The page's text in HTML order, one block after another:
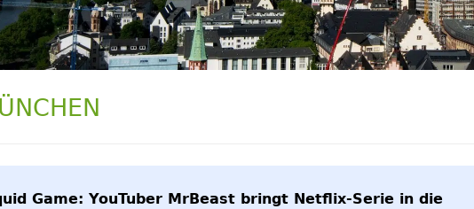
WELTWEIT
Game: YouTuber MrBeast bringt Netflix-Serie in die